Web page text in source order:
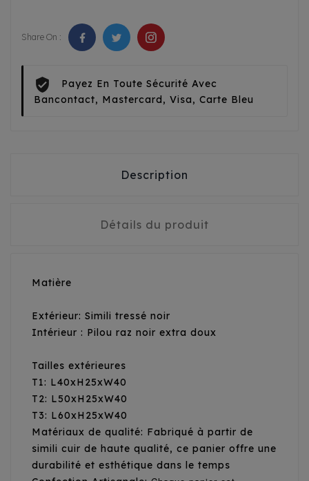
Share On :
Payez En Toute Sécurité Avec
Bancontact, Mastercard, Visa, Carte Bleu
Description
Détails du produit
Matière
Extérieur: Simili tressé noir
Intérieur : Pilou raz noir extra doux
Tailles extérieures
T1: L40xH25xW40
T2: L50xH25xW40
T3: L60xH25xW40
Matériaux de qualité: Fabriqué à partir de
simili cuir de haute qualité, ce panier offre une
durabilité et esthétique dans le temps